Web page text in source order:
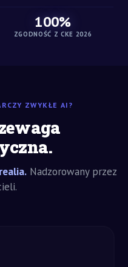
100%
ZGODNOŚĆ Z CKE 2026
ZWYKŁE AI?
Nadzorowany przez